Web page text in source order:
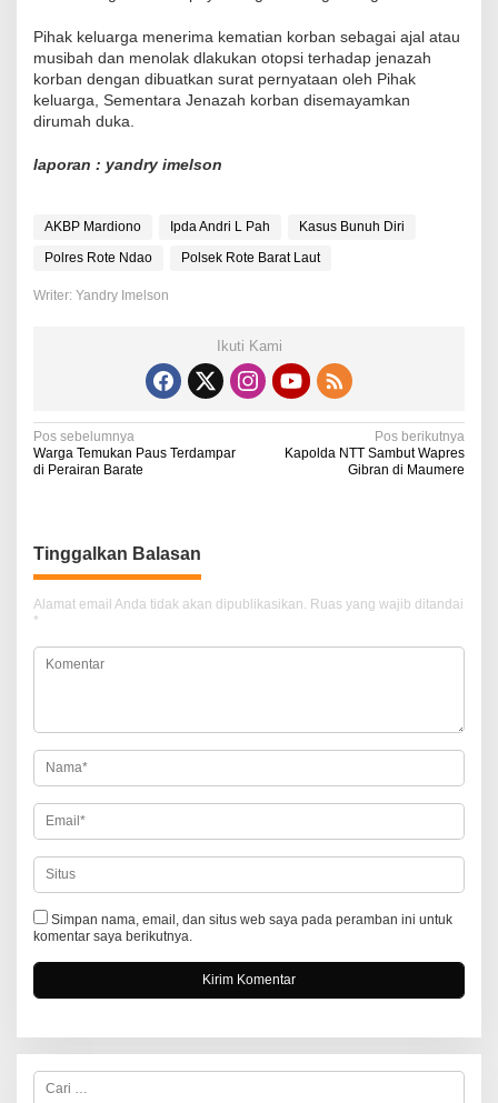
Pihak keluarga menerima kematian korban sebagai ajal atau
musibah dan menolak dlakukan otopsi terhadap jenazah
korban dengan dibuatkan surat pernyataan oleh Pihak
keluarga, Sementara Jenazah korban disemayamkan
dirumah duka.
laporan : yandry imelson
AKBP Mardiono Ipda Andri L Pah
Kasus Bunuh Diri
Polres Rote Ndao
Polsek Rote Barat Laut
Writer: Yandry Imelson
Ikuti Kami
N
a
i
g
a
s
o
s
Pos sebelumnya
Warga Temukan Paus Terdampar
di Perairan Barate
Pos berikutnya
Kapolda NTT Sambut Wapres
Gibran di Maumere
Tinggalkan Balasan
Alamat email Anda tidak akan dipublikasikan. Ruas yang wajib ditandai
*
Simpan nama, email, dan situs web saya pada peramban ini untuk
komentar saya berikutnya.
C